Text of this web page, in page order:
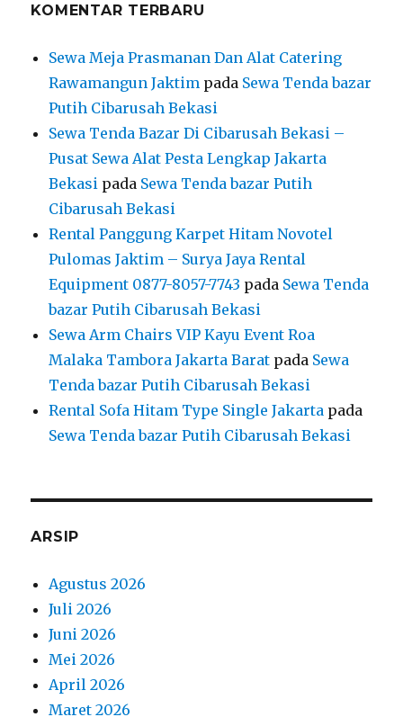
KOMENTAR TERBARU
Sewa Meja Prasmanan Dan Alat Catering
Rawamangun Jaktim pada Sewa Tenda bazar
Putih Cibarusah Bekasi
Sewa Tenda Bazar Di Cibarusah Bekasi –
Pusat Sewa Alat Pesta Lengkap Jakarta
Bekasi pada Sewa Tenda bazar Putih
Cibarusah Bekasi
Rental Panggung Karpet Hitam Novotel
Pulomas Jaktim – Surya Jaya Rental
Equipment 0877-8057-7743 pada Sewa Tenda
bazar Putih Cibarusah Bekasi
Sewa Arm Chairs VIP Kayu Event Roa
Malaka Tambora Jakarta Barat pada Sewa
Tenda bazar Putih Cibarusah Bekasi
Rental Sofa Hitam Type Single Jakarta pada
Sewa Tenda bazar Putih Cibarusah Bekasi
ARSIP
Agustus 2026
Juli 2026
Juni 2026
Mei 2026
April 2026
Maret 2026